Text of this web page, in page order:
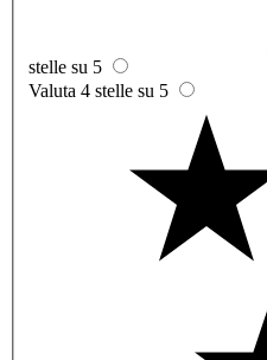
stelle su 5
Valuta 4 stelle su 5